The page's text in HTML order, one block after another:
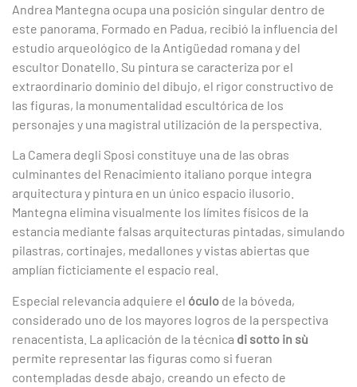
Andrea Mantegna ocupa una posición singular dentro de
este panorama. Formado en Padua, recibió la influencia del
estudio arqueológico de la Antigüedad romana y del
escultor Donatello. Su pintura se caracteriza por el
extraordinario dominio del dibujo, el rigor constructivo de
las figuras, la monumentalidad escultórica de los
personajes y una magistral utilización de la perspectiva.
La Camera degli Sposi constituye una de las obras
culminantes del Renacimiento italiano porque integra
arquitectura y pintura en un único espacio ilusorio.
Mantegna elimina visualmente los límites físicos de la
estancia mediante falsas arquitecturas pintadas, simulando
pilastras, cortinajes, medallones y vistas abiertas que
amplían ficticiamente el espacio real.
Especial relevancia adquiere el óculo de la bóveda,
considerado uno de los mayores logros de la perspectiva
renacentista. La aplicación de la técnica di sotto in sù
permite representar las figuras como si fueran
contempladas desde abajo, creando un efecto de